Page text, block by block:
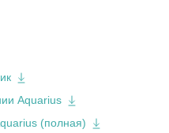
Aquarius
(полная)